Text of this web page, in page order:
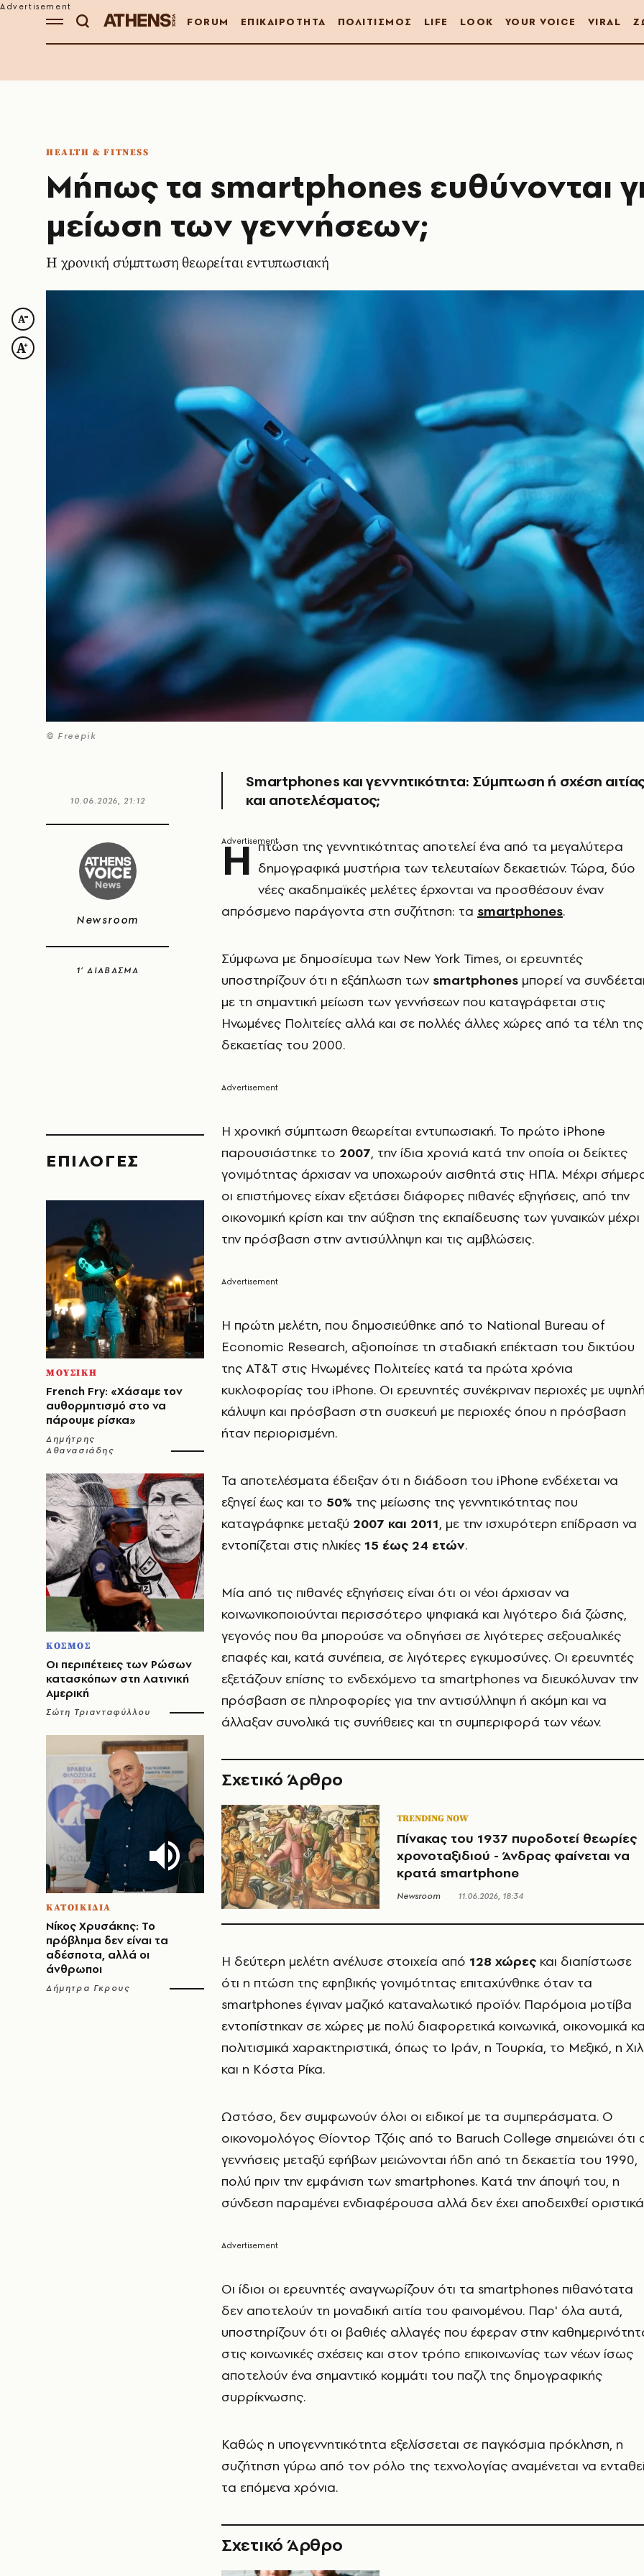
FORUM ΕΠΙΚΑΙΡΟΤΗΤΑ ΠΟΛΙΤΙΣΜΟΣ LIFE LOOK YOUR VOICE VIRAL
HEALTH & FITNESS
Μήπως τα smartphones ευθύνονται
μείωση των γεννήσεων;
Η χρονική σύμπτωση θεωρείται εντυπωσιακή
© Freepik
10.06.2026, 21:12
Newsroom
1’ ΔΙΑΒΑΣΜΑ
EΠΙΛΟΓΈΣ
ΜΟΥΣΙΚΗ
French Fry: «Χάσαμε τον
αυθορμητισμό στο να
πάρουμε ρίσκα»
Δημήτρης
Αθανασιάδης
ΚΟΣΜΟΣ
Οι περιπέτειες των Ρώσων
κατασκόπων στη Λατινική
Αμερική
Σώτη Τριανταφύλλου
ΚΑΤΟΙΚΙΔΙΑ
Νίκος Χρυσάκης: Το
πρόβλημα δεν είναι τα
αδέσποτα, αλλά οι
άνθρωποι
Δήμητρα Γκρους
Smartphones και γεννητικότητα: Σύμπτωση ή σχέση
και αποτελέσματος;
Η πτώση της γεννητικότητας αποτελεί ένα από τα μεγαλύτερα
δημογραφικά μυστήρια των τελευταίων δεκαετιών. Τώρα, δύο
νέες ακαδημαϊκές μελέτες έρχονται να προσθέσουν έναν
απρόσμενο παράγοντα στη συζήτηση: τα smartphones.
Σύμφωνα με δημοσίευμα των New York Times, οι ερευνητές
υποστηρίζουν ότι η εξάπλωση των smartphones μπορεί να
με τη σημαντική μείωση των γεννήσεων που καταγράφεται στις
Ηνωμένες Πολιτείες αλλά και σε πολλές άλλες χώρες από τα τέλη της
δεκαετίας του 2000.
Η χρονική σύμπτωση θεωρείται εντυπωσιακή. Το πρώτο iPhone
παρουσιάστηκε το 2007, την ίδια χρονιά κατά την οποία οι δείκτες
γονιμότητας άρχισαν να υποχωρούν αισθητά στις ΗΠΑ. Μέχρι
οι επιστήμονες είχαν εξετάσει διάφορες πιθανές εξηγήσεις, από την
οικονομική κρίση και την αύξηση της εκπαίδευσης των γυναικών μέχρι
την πρόσβαση στην αντισύλληψη και τις αμβλώσεις.
Η πρώτη μελέτη, που δημοσιεύθηκε από το National Bureau of
Economic Research, αξιοποίησε τη σταδιακή επέκταση του δικτύου
της AT&T στις Ηνωμένες Πολιτείες κατά τα πρώτα χρόνια
κυκλοφορίας του iPhone. Οι ερευνητές συνέκριναν περιοχές με
κάλυψη και πρόσβαση στη συσκευή με περιοχές όπου η πρόσβαση
ήταν περιορισμένη.
Τα αποτελέσματα έδειξαν ότι η διάδοση του iPhone ενδέχεται να
εξηγεί έως και το 50% της μείωσης της γεννητικότητας που
καταγράφηκε μεταξύ 2007 και 2011, με την ισχυρότερη επίδραση να
εντοπίζεται στις ηλικίες 15 έως 24 ετών.
Μία από τις πιθανές εξηγήσεις είναι ότι οι νέοι άρχισαν να
κοινωνικοποιούνται περισσότερο ψηφιακά και λιγότερο διά ζώσης,
γεγονός που θα μπορούσε να οδηγήσει σε λιγότερες σεξουαλικές
επαφές και, κατά συνέπεια, σε λιγότερες εγκυμοσύνες. Οι ερευνητές
εξετάζουν επίσης το ενδεχόμενο τα smartphones να διευκόλυναν την
πρόσβαση σε πληροφορίες για την αντισύλληψη ή ακόμη και να
άλλαξαν συνολικά τις συνήθειες και τη συμπεριφορά των νέων.
Σχετικό Άρθρο
TRENDING NOW
Πίνακας του 1937 πυροδοτεί θεωρίες
χρονοταξιδιού - Άνδρας φαίνεται να
κρατά smartphone
Newsroom 11.06.2026, 18:34
Η δεύτερη μελέτη ανέλυσε στοιχεία από 128 χώρες και διαπίστωσε
ότι η πτώση της εφηβικής γονιμότητας επιταχύνθηκε όταν τα
smartphones έγιναν μαζικό καταναλωτικό προϊόν. Παρόμοια μοτίβα
εντοπίστηκαν σε χώρες με πολύ διαφορετικά κοινωνικά, οικονομικά
πολιτισμικά χαρακτηριστικά, όπως το Ιράν, η Τουρκία, το Μεξικό, η
και η Κόστα Ρίκα.
Ωστόσο, δεν συμφωνούν όλοι οι ειδικοί με τα συμπεράσματα. Ο
οικονομολόγος Θίοντορ Τζόις από το Baruch College σημειώνει ότι
γεννήσεις μεταξύ εφήβων μειώνονται ήδη από τη δεκαετία του 1990,
πολύ πριν την εμφάνιση των smartphones. Κατά την άποψή του, η
σύνδεση παραμένει ενδιαφέρουσα αλλά δεν έχει αποδειχθεί
Οι ίδιοι οι ερευνητές αναγνωρίζουν ότι τα smartphones πιθανότατα
δεν αποτελούν τη μοναδική αιτία του φαινομένου. Παρ' όλα αυτά,
υποστηρίζουν ότι οι βαθιές αλλαγές που έφεραν στην
στις κοινωνικές σχέσεις και στον τρόπο επικοινωνίας των νέων ίσως
αποτελούν ένα σημαντικό κομμάτι του παζλ της δημογραφικής
συρρίκνωσης.
Καθώς η υπογεννητικότητα εξελίσσεται σε παγκόσμια πρόκληση, η
συζήτηση γύρω από τον ρόλο της τεχνολογίας αναμένεται να
τα επόμενα χρόνια.
Σχετικό Άρθρο